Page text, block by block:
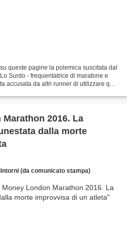
queste pagine la polemica suscitata dal
Surdo - frequentatrice di maratone e
accusata da altri runner di utilizzare quei
2016. La
dalla morte
(da comunicato stampa)